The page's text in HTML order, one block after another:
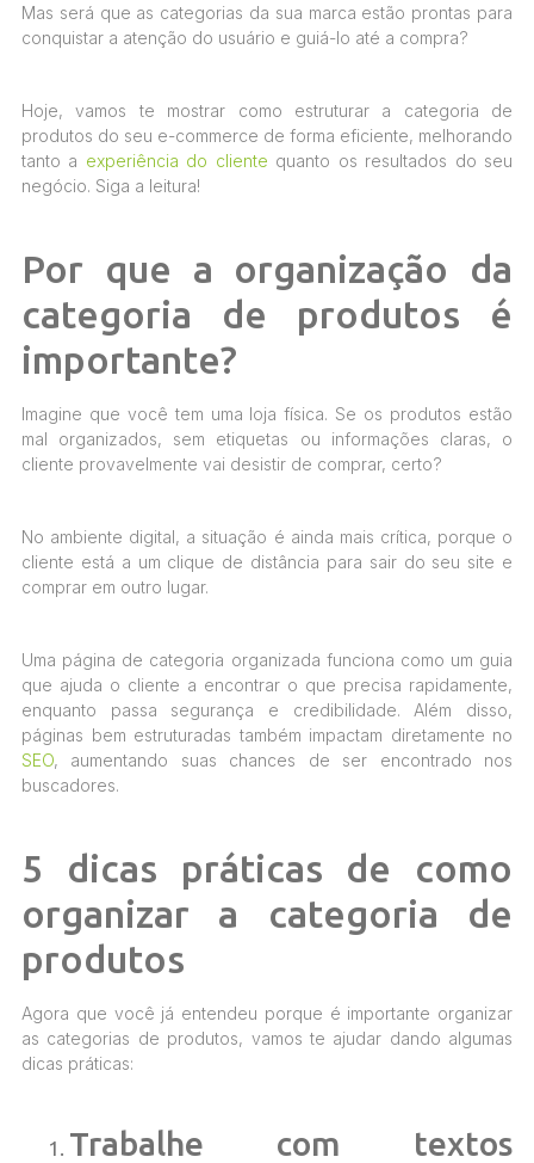
Mas será que as categorias da sua marca estão prontas para
conquistar a atenção do usuário e guiá-lo até a compra?
Hoje, vamos te mostrar como estruturar a categoria de
produtos do seu e-commerce de forma eficiente, melhorando
tanto a experiência do cliente quanto os resultados do seu
negócio. Siga a leitura!
Por que a organização da
categoria de produtos é
importante?
Imagine que você tem uma loja física. Se os produtos estão
mal organizados, sem etiquetas ou informações claras, o
cliente provavelmente vai desistir de comprar, certo?
No ambiente digital, a situação é ainda mais crítica, porque o
cliente está a um clique de distância para sair do seu site e
comprar em outro lugar.
Uma página de categoria organizada funciona como um guia
que ajuda o cliente a encontrar o que precisa rapidamente,
enquanto passa segurança e credibilidade. Além disso,
páginas bem estruturadas também impactam diretamente no
SEO, aumentando suas chances de ser encontrado nos
buscadores.
5 dicas práticas de como
organizar a categoria de
produtos
Agora que você já entendeu porque é importante organizar
as categorias de produtos, vamos te ajudar dando algumas
dicas práticas:
Trabalhe com textos